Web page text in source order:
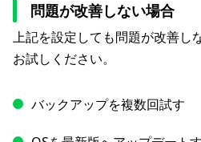
問題が改善しない場合
上記を設定しても問題が改善し
お試しください。
バックアップを複数回試す